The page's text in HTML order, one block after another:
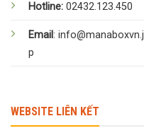
Hotline: 02432.123.450
Email: info@manaboxvn.j
p
WEBSITE LIÊN KẾT